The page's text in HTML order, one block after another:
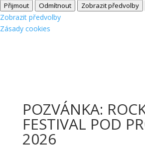
Přijmout Odmítnout Zobrazit předvolby
Zobrazit předvolby
Zásady cookies
POZVÁNKA:
FESTIVAL POD
2026